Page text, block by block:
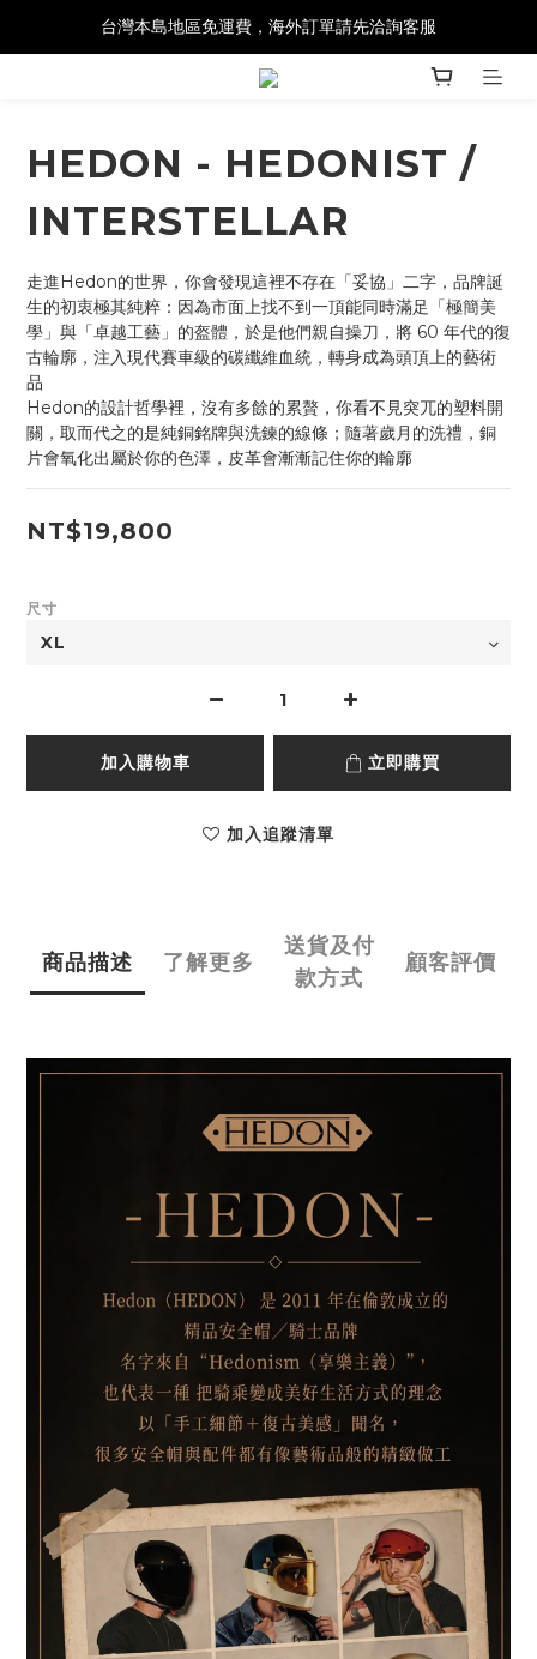
台灣本島地區免運費，海外訂單請先洽詢客服
HEDON - HEDONIST /
INTERSTELLAR
走進Hedon的世界，你會發現這裡不存在「妥協」二字，品牌誕
生的初衷極其純粹：因為市面上找不到一頂能同時滿足「極簡美
學」與「卓越工藝」的盔體，於是他們親自操刀，將 60 年代的復
古輪廓，注入現代賽車級的碳纖維血統，轉身成為頭頂上的藝術
品
Hedon的設計哲學裡，沒有多餘的累贅，你看不見突兀的塑料開
關，取而代之的是純銅銘牌與洗鍊的線條；隨著歲月的洗禮，銅
片會氧化出屬於你的色澤，皮革會漸漸記住你的輪廓
NT$19,800
尺寸
加入購物車 立即購買
加入追蹤清單
商品描述 了解更多
送貨及付
款方式
顧客評價